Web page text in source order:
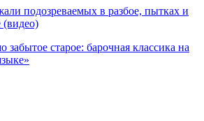
подозреваемых в разбое, пытках и
(видео)
старое: барочная классика на